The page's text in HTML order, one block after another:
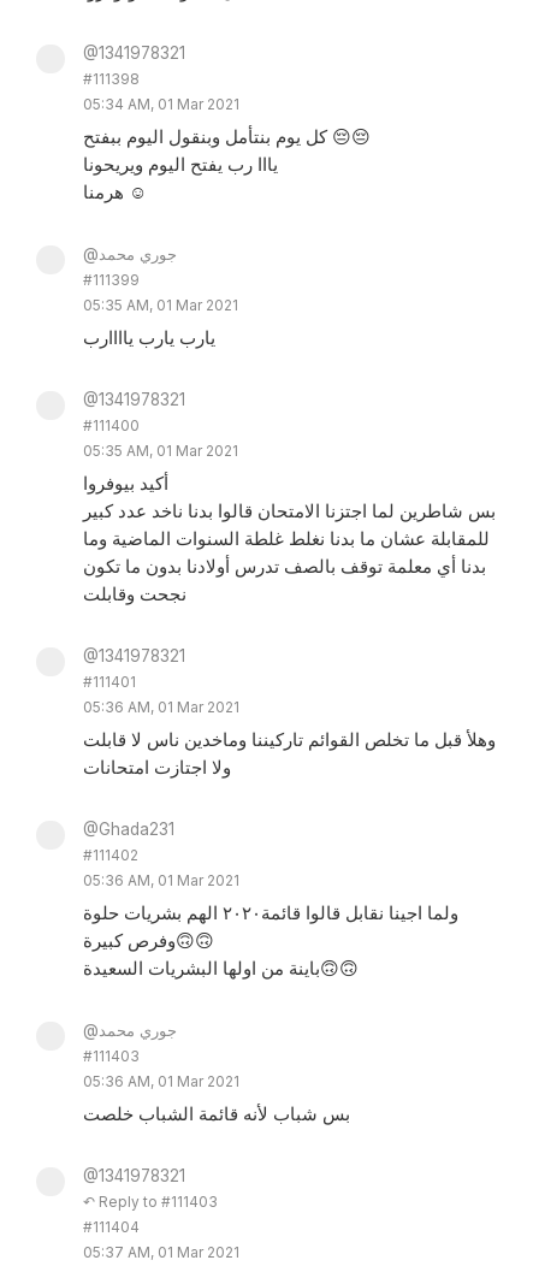
@1341978321
#111398
05:34 AM, 01 Mar 2021
كل يوم بنتأمل وبنقول اليوم ببفتح 😔😔
يااا رب يفتح اليوم ويريحونا
هرمنا ☺
@جوري محمد
#111399
05:35 AM, 01 Mar 2021
يارب يارب ياااارب
@1341978321
#111400
05:35 AM, 01 Mar 2021
أكيد بيوفروا
بس شاطرين لما اجتزنا الامتحان قالوا بدنا ناخد عدد كبير
للمقابلة عشان ما بدنا نغلط غلطة السنوات الماضية وما
بدنا أي معلمة توقف بالصف تدرس أولادنا بدون ما تكون
نجحت وقابلت
@1341978321
#111401
05:36 AM, 01 Mar 2021
وهلأ قبل ما تخلص القوائم تاركيننا وماخدين ناس لا قابلت
ولا اجتازت امتحانات
@Ghada231
#111402
05:36 AM, 01 Mar 2021
ولما اجينا نقابل قالوا قائمة٢٠٢٠ الهم بشريات حلوة
وفرص كبيرة🙃🙃
باينة من اولها البشريات السعيدة🙃🙃
@جوري محمد
#111403
05:36 AM, 01 Mar 2021
بس شباب لأنه قائمة الشباب خلصت
@1341978321
↶ Reply to #111403
#111404
05:37 AM, 01 Mar 2021